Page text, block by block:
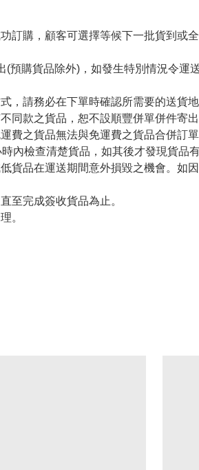
購，顧客可選擇等候下一批貨到或全
購貨品除外)，如發生特別情況令運
請務必在下單時確認所需要的送貨地
款之貨品，恕不設順豐併單併件寄出
之貨品無法與免運費之貨品合併訂單
檢查清楚貨品，如其後才發現貨品有
品在運送期間意外損毀之機會。如
完成簽收貨品為止。
。